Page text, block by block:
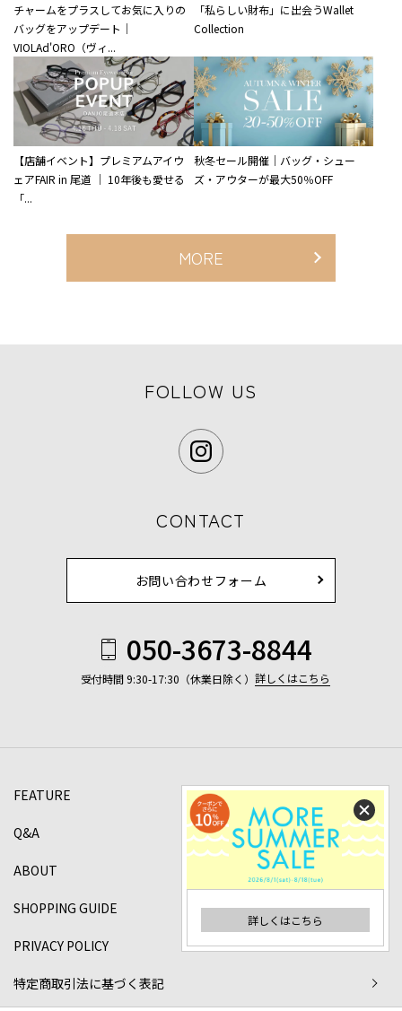
詳しくはこちら
チャームをプラスしてお気に入りの
バッグをアップデート｜
VIOLAd'ORO（ヴィ...
「私らしい財布」に出会うWallet
Collection
【店舗イベント】プレミアムアイウ
ェアFAIR in 尾道 ｜ 10年後も愛せる
「...
秋冬セール開催｜バッグ・シュー
ズ・アウターが最大50％OFF
MORE
FOLLOW US
CONTACT
お問い合わせフォーム
050-3673-8844
受付時間 9:30-17:30（休業日除く） 詳しくはこちら
FEATURE
Q&A
ABOUT
SHOPPING GUIDE
PRIVACY POLICY
特定商取引法に基づく表記